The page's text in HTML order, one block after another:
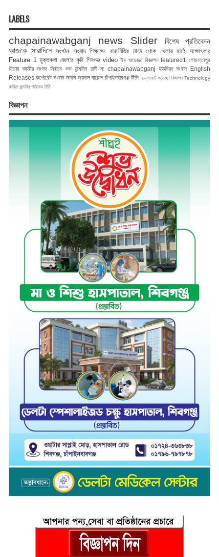
LABELS
chapainawabganj news Slider
বিশেষ প্রতিবেদন
আজকে সারাদিনে সংগঠন সংবাদ শিক্ষাঙ্গন রাজনীতির মাঠে শোক খেলার মাঠে
সাক্ষাৎকার
Feature 1 মুক্তকথা জেলার কৃষি শিবগঞ্জ video ঈদ শুভেচ্ছা বিজ্ঞাপন featured1
গোমস্তাপুর
ফিচার জাতীয় সংসদ নির্বাচন শুভ জন্মদিন রানী মা chapainawabganj ইউনিয়ন সংবাদ English
Releases কর্পোরেট সংবাদ জাফর জয়নাল নাচোল চাঁপাইনবাবগঞ্জ টিভি ভোলাহাট শুভেচ্ছা বিজ্ঞাপন Technology
কবিতা জন্মদিন পাঠকের চিঠি
বিজ্ঞাপন